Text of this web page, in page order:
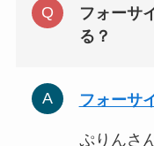
フォーサ
る？
フォーサ
ぷりんさ